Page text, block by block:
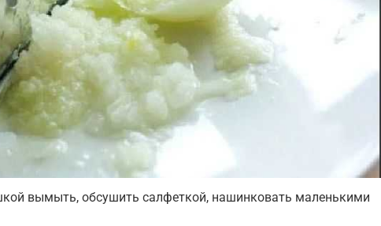
вымыть, обсушить салфеткой, нашинковать маленькими